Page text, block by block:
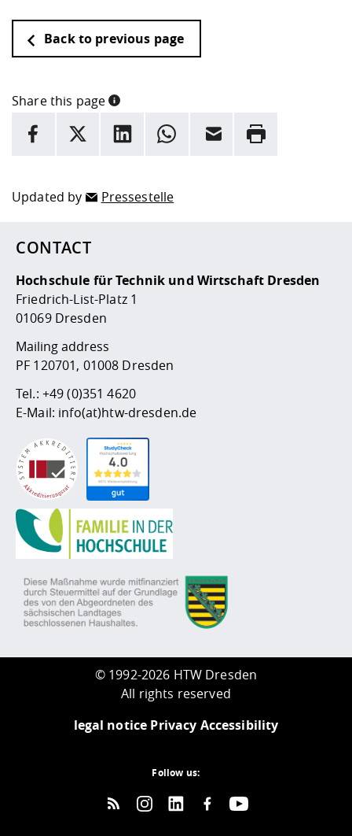
Back to previous page
Share this page
INFORMATION
facebook
X LinkedInwhatsappEmail Rrint
Updated by Pressestelle
CONTACT
Hochschule für Technik und Wirtschaft Dresden
Friedrich-List-Platz 1
01069 Dresden
Mailing address
PF 120701, 01008 Dresden
Tel.: +49 (0)351 4620
E-Mail: info(at)htw-dresden.de
© 1992-2026 HTW Dresden
All rights reserved
legal notice Privacy Accessibility
Follow us: